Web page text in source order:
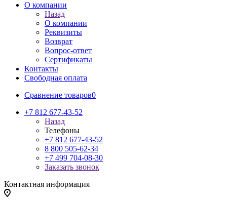
О компании
Назад
О компании
Реквизиты
Возврат
Вопрос-ответ
Сертификаты
Контакты
Свободная оплата
Сравнение товаров0
+7 812 677-43-52
Назад
Телефоны
+7 812 677-43-52
8 800 505-62-34
+7 499 704-08-30
Заказать звонок
Контактная информация